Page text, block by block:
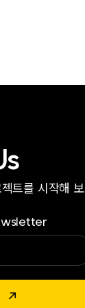
트를 시작해
↗